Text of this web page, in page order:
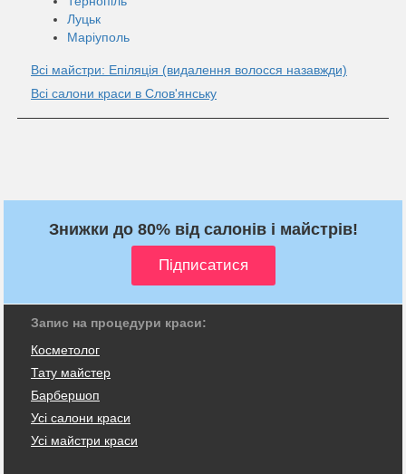
Луцьк
Маріуполь
Всі майстри: Епіляція (видалення волосся назавжди)
Всі салони краси в Слов'янську
Знижки до 80% від салонів і майстрів!
Запис на процедури краси:
Косметолог
Тату майстер
Барбершоп
Усі салони краси
Усі майстри краси